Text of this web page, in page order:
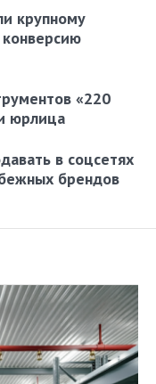
крупному
«220
юрлица
в соцсетях
брендов